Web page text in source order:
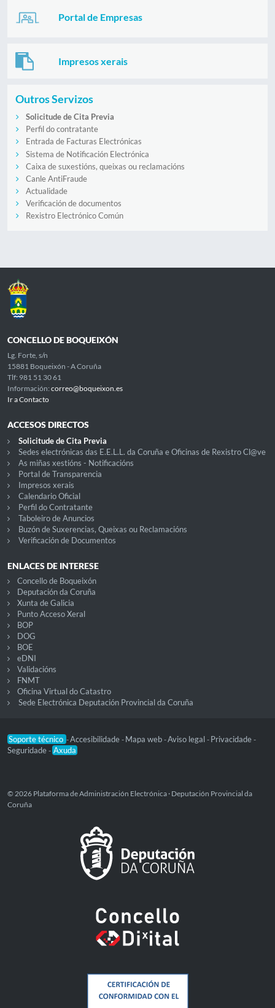
Portal de Empresas
Impresos xerais
Outros Servizos
Solicitude de Cita Previa
Perfil do contratante
Entrada de Facturas Electrónicas
Sistema de Notificación Electrónica
Caixa de suxestións, queixas ou reclamacións
Canle AntiFraude
Actualidade
Verificación de documentos
Rexistro Electrónico Común
CONCELLO DE BOQUEIXÓN
Lg. Forte, s/n
15881 Boqueixón - A Coruña
Tlf: 981 51 30 61
Información: correo@boqueixon.es
Ir a Contacto
ACCESOS DIRECTOS
Solicitude de Cita Previa
Sedes electrónicas das E.E.L.L. da Coruña e Oficinas de Rexistro Cl@ve
As miñas xestións - Notificacións
Portal de Transparencia
Impresos xerais
Calendario Oficial
Perfil do Contratante
Taboleiro de Anuncios
Buzón de Suxerencias, Queixas ou Reclamacións
Verificación de Documentos
ENLACES DE INTERESE
Concello de Boqueixón
Deputación da Coruña
Xunta de Galicia
Punto Acceso Xeral
BOP
DOG
BOE
eDNI
Validacións
FNMT
Oficina Virtual do Catastro
Sede Electrónica Deputación Provincial da Coruña
Soporte técnico -Accesibilidade - Mapa web -Aviso legal - Privacidade -
Seguridade - Axuda
© 2026 Plataforma de Administración Electrónica · Deputación Provincial da
Coruña